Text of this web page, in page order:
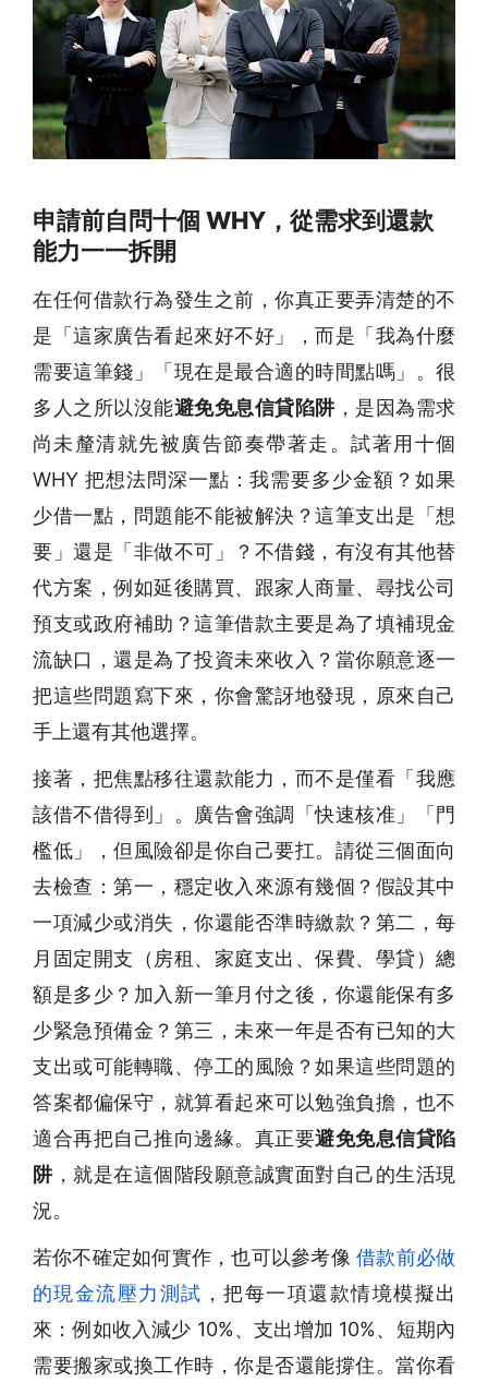
申請前自問十個 WHY，從需求到還款
能力一一拆開
在任何借款行為發生之前，你真正要弄清楚的不
是「這家廣告看起來好不好」，而是「我為什麼
需要這筆錢」「現在是最合適的時間點嗎」。很
多人之所以沒能避免免息信貸陷阱，是因為需求
尚未釐清就先被廣告節奏帶著走。試著用十個
WHY 把想法問深一點：我需要多少金額？如果
少借一點，問題能不能被解決？這筆支出是「想
要」還是「非做不可」？不借錢，有沒有其他替
代方案，例如延後購買、跟家人商量、尋找公司
預支或政府補助？這筆借款主要是為了填補現金
流缺口，還是為了投資未來收入？當你願意逐一
把這些問題寫下來，你會驚訝地發現，原來自己
手上還有其他選擇。
接著，把焦點移往還款能力，而不是僅看「我應
該借不借得到」。廣告會強調「快速核准」「門
檻低」，但風險卻是你自己要扛。請從三個面向
去檢查：第一，穩定收入來源有幾個？假設其中
一項減少或消失，你還能否準時繳款？第二，每
月固定開支（房租、家庭支出、保費、學貸）總
額是多少？加入新一筆月付之後，你還能保有多
少緊急預備金？第三，未來一年是否有已知的大
支出或可能轉職、停工的風險？如果這些問題的
答案都偏保守，就算看起來可以勉強負擔，也不
適合再把自己推向邊緣。真正要避免免息信貸陷
阱，就是在這個階段願意誠實面對自己的生活現
況。
若你不確定如何實作，也可以參考像借款前必做
的現金流壓力測試 ，把每一項還款情境模擬出
來：例如收入減少 10%、支出增加 10%、短期內
需要搬家或換工作時，你是否還能撐住。當你看